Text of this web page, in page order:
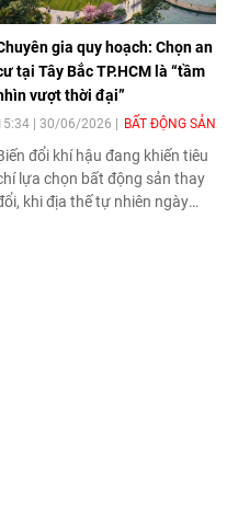
gia quy hoạch: Chọn an
tại Tây Bắc TP.HCM là “tầm
vượt thời đại”
| 30/06/2026 BẤT ĐỘNG SẢN
đổi khí hậu đang khiến tiêu
lựa chọn bất động sản thay
khi địa thế tự nhiên ngày